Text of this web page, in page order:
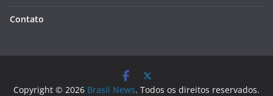
Contato
Copyright © 2026 Brasil News. Todos os direitos reservados.